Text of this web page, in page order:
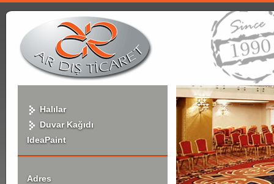
Halılar
Duvar Kağıdı
IdeaPaint
Adres